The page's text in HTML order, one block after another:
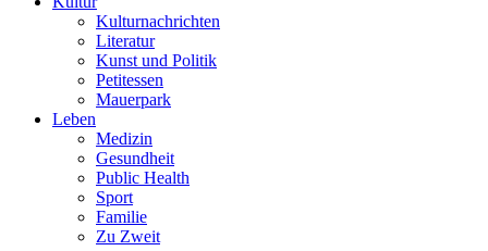
Kulturnachrichten
Literatur
Kunst und Politik
Petitessen
Mauerpark
Leben
Medizin
Gesundheit
Public Health
Sport
Familie
Zu Zweit